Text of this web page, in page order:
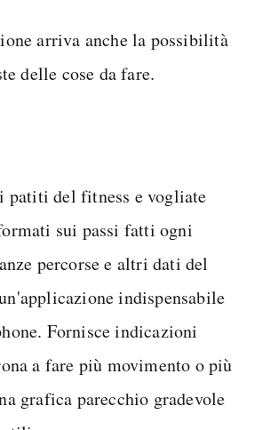
arriva anche la possibilità
delle cose da fare.
patiti del fitness e vogliate
sui passi fatti ogni
percorse e altri dati del
indispensabile
Fornisce indicazioni
a fare più movimento o più
grafica parecchio gradevole